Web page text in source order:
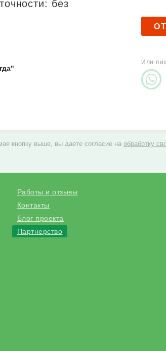
без
Или
кнопку выше, вы даете согласие на обработку
Работы и отзывы
Контакты
Блог проекта
Партнерство